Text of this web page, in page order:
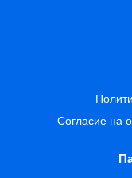
Согласие на